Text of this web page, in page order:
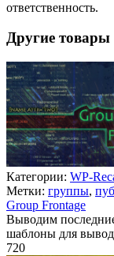
ответственность.
Другие товары
Категории: WP-
Метки: группы,
Group Frontage
Выводим
шаблоны для
720